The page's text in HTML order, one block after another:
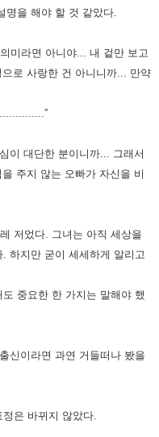
명을 해야 할 것 같았다.
미라면 아니야... 내 겉만 보고
로 사랑한 건 아니니까... 만약
이 대단한 분이니까... 그래서
주지 않는 오빠가 자신을 비
저었다.
그녀는 아직 세상을
하지만 굳이 세세하게 알리고
도 중요한 한 가지는 말해야 했
신이라면 과연 거들떠나 봤을
은 바뀌지 않았다.